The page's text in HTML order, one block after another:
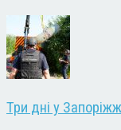
Три дні у